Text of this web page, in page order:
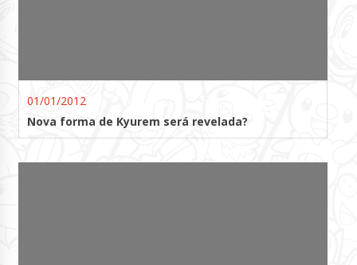
01/01/2012
Nova forma de Kyurem será revelada?